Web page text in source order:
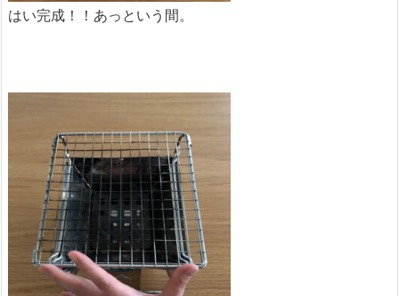
はい完成！！あっという間。